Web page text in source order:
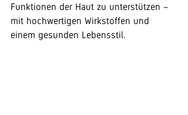
Funktionen der Haut zu unterstützen –
mit hochwertigen Wirkstoffen und
einem gesunden Lebensstil.